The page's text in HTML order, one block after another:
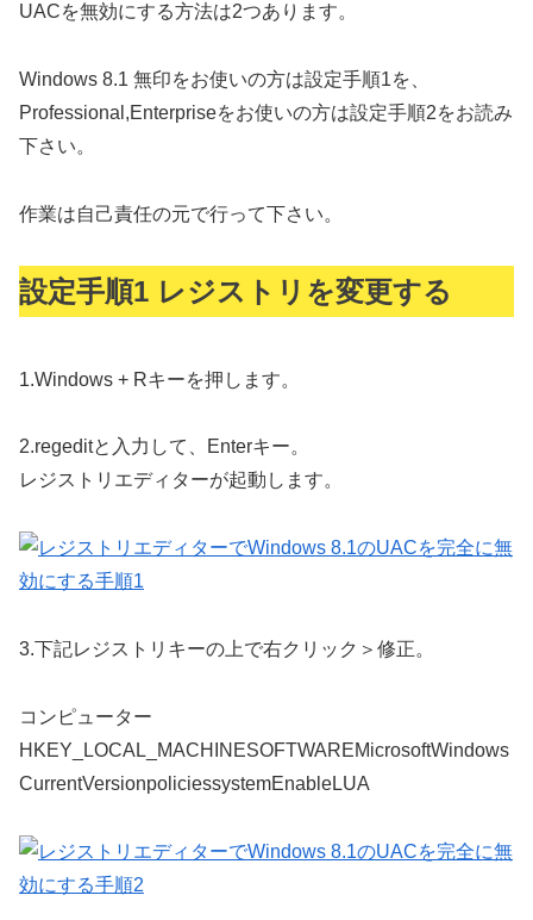
UACを無効にする方法は2つあります。
Windows 8.1 無印をお使いの方は設定手順1を、
Professional,Enterpriseをお使いの方は設定手順2をお読み
下さい。
作業は自己責任の元で行って下さい。
設定手順1 レジストリを変更する
1.Windows + Rキーを押します。
2.regeditと入力して、Enterキー。
レジストリエディターが起動します。
3.下記レジストリキーの上で右クリック＞修正。
コンピューター
HKEY_LOCAL_MACHINESOFTWAREMicrosoftWindows
CurrentVersionpoliciessystemEnableLUA